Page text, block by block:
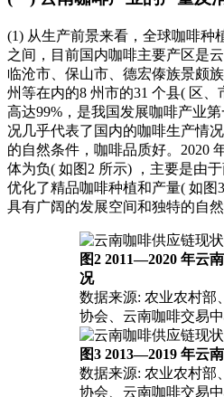
(1) 从生产前景来看，全球咖啡种
之间，目前国内咖啡主要产区是
临沧市、保山市、德宏傣族景颇
州等在内的8 州市的31 个县( 区
高达99%，是我国发展咖啡产业
况几乎代表了国内的咖啡生产情
的自然条件，咖啡品质好。2020
体为负( 如图2 所示) ，主要是由
优化了精品咖啡种植和产量( 如图
具有广阔的发展空间和独特的自然
图2 2011—2020 年云
况
数据来源: 农业农村部
协会、云南咖啡交易
图3 2013—2019 年云
数据来源: 农业农村部
协会、云南咖啡交易